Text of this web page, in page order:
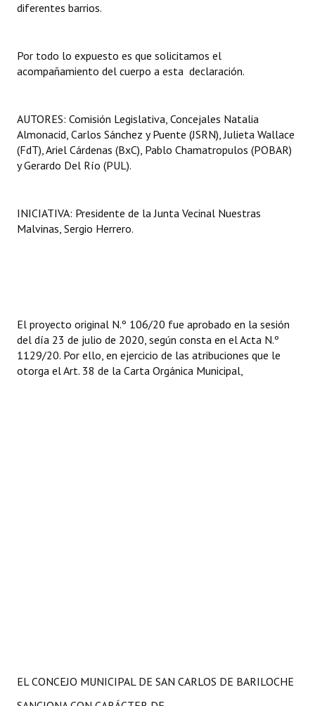
diferentes barrios.
Por todo lo expuesto es que solicitamos el
acompañamiento del cuerpo a esta declaración.
AUTORES: Comisión Legislativa, Concejales Natalia
Almonacid, Carlos Sánchez y Puente (JSRN), Julieta Wallace
(FdT), Ariel Cárdenas (BxC), Pablo Chamatropulos (POBAR)
y Gerardo Del Río (PUL).
INICIATIVA: Presidente de la Junta Vecinal Nuestras
Malvinas, Sergio Herrero.
El proyecto original N.º 106/20 fue aprobado en la sesión
del día 23 de julio de 2020, según consta en el Acta N.º
1129/20. Por ello, en ejercicio de las atribuciones que le
otorga el Art. 38 de la Carta Orgánica Municipal,
EL CONCEJO MUNICIPAL DE SAN CARLOS DE BARILOCHE